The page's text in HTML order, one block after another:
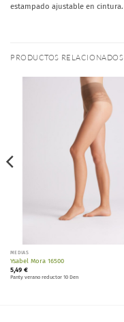
estampado ajustable en cintura.
PRODUCTOS RELACIONADOS
MEDIAS
Ysabel Mora 16500
5,49 €
Panty verano reductor 10 Den